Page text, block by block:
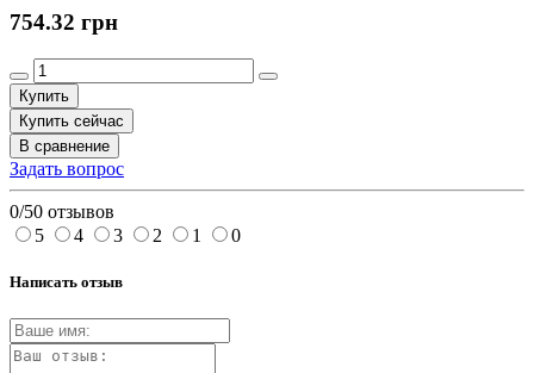
754.32 грн
Купить
Купить сейчас
В сравнение
Задать вопрос
0/50 отзывов
5
4 3 2 1 0
Написать отзыв